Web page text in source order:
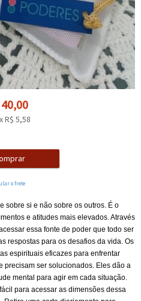
40,00
xR$ 5,58
o frete
sobre si e não sobre os outros. É o
e atitudes mais elevados. Através
essa fonte de poder que todo ser
respostas para os desafios da vida. Os
espirituais eficazes para enfrentar
precisam ser solucionados. Eles dão a
mental para agir em cada situação.
para acessar as dimensões dessa